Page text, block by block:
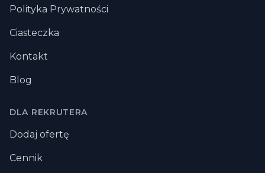
Polityka Prywatności
Ciasteczka
Kontakt
Blog
DLA REKRUTERA
Dodaj ofertę
Cennik